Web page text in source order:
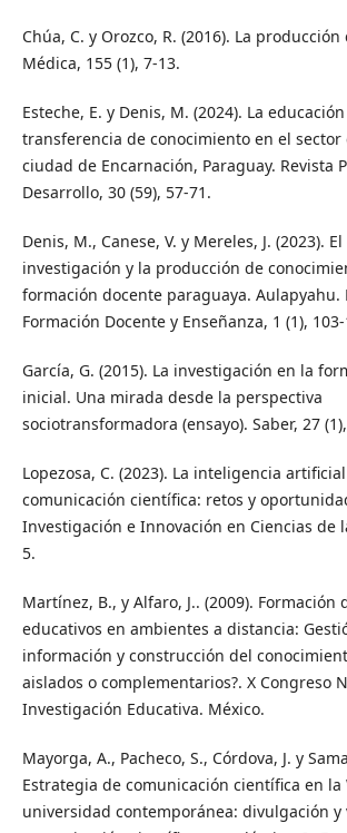
Chúa, C. y Orozco, R. (2016). La
Médica, 155 (1), 7-13.
Esteche, E. y Denis, M. (2024). La
transferencia de conocimiento en el sector
ciudad de Encarnación, Paraguay. Revista
Desarrollo, 30 (59), 57-71.
Denis, M., Canese, V. y Mereles, J. (2023).
investigación y la producción de
formación docente paraguaya. Aulapyahu.
Formación Docente y Enseñanza, 1 (1),
García, G. (2015). La investigación en la
inicial. Una mirada desde la perspectiva
sociotransformadora (ensayo). Saber, 27
Lopezosa, C. (2023). La inteligencia
comunicación científica: retos y
Investigación e Innovación en Ciencias de
5.
Martínez, B., y Alfaro, J.. (2009). Formación
educativos en ambientes a distancia:
información y construcción del
aislados o complementarios?. X Congreso
Investigación Educativa. México.
Mayorga, A., Pacheco, S., Córdova, J. y
Estrategia de comunicación científica en la
universidad contemporánea: divulgación